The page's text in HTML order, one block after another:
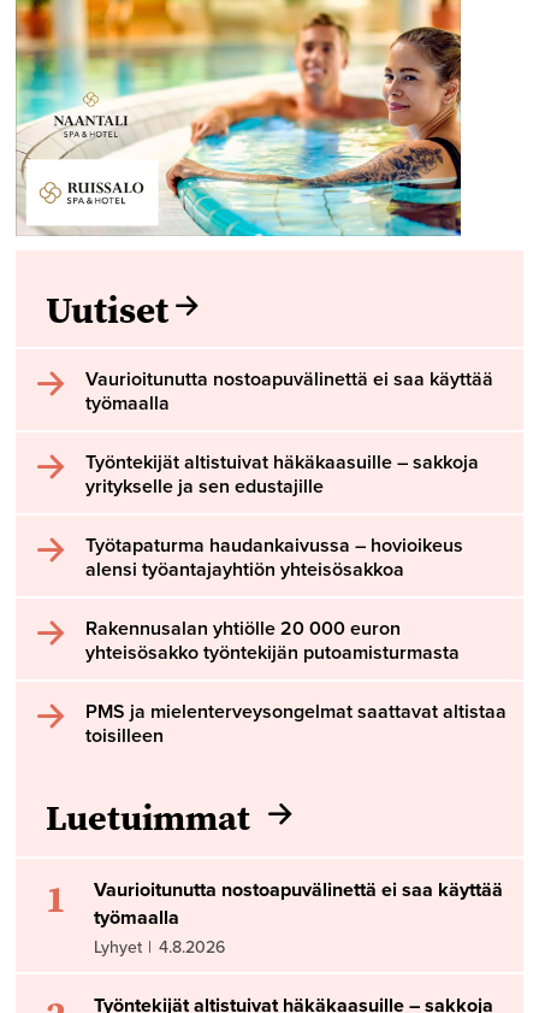
Uutiset
Vaurioitunutta nostoapuvälinettä ei saa käyttää
työmaalla
Työntekijät altistuivat häkäkaasuille – sakkoja
yritykselle ja sen edustajille
Työtapaturma haudankaivussa – hovioikeus
alensi työantajayhtiön yhteisösakkoa
Rakennusalan yhtiölle 20 000 euron
yhteisösakko työntekijän putoamisturmasta
PMS ja mielenterveysongelmat saattavat altistaa
toisilleen
Luetuimmat
1
Vaurioitunutta nostoapuvälinettä ei saa käyttää
työmaalla
Lyhyet | 4.8.2026
Työntekijät altistuivat häkäkaasuille – sakkoja